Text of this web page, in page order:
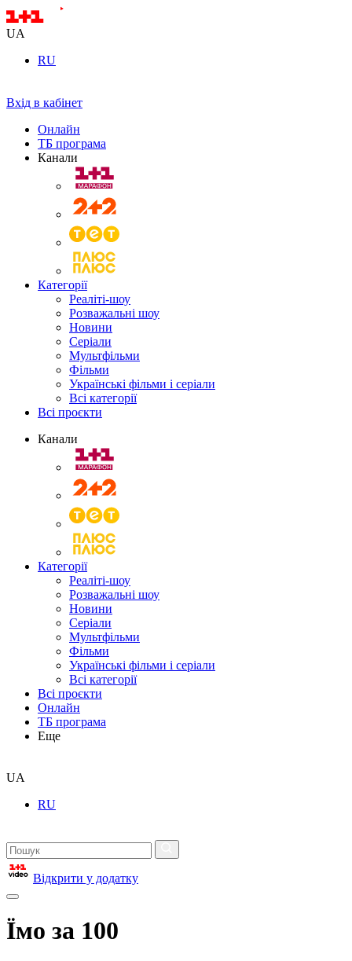
UA
RU
Вхід в кабінет
Онлайн
ТБ програма
Канали
Категорії
Реаліті-шоу
Розважальні шоу
Новини
Серіали
Мультфільми
Фільми
Українські фільми і серіали
Всі категорії
Всі проєкти
Канали
Категорії
Реаліті-шоу
Розважальні шоу
Новини
Серіали
Мультфільми
Фільми
Українські фільми і серіали
Всі категорії
Всі проєкти
Онлайн
ТБ програма
Еще
UA
RU
Відкрити у додатку
Їмо за 100